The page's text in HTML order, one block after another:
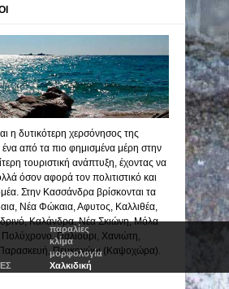
παραλίες
κλίμα
μορφολογία
Χαλκιδική
η δυτικότερη χερσόνησος της
ένα από τα πιο φημισμένα μέρη στην
τουριστική ανάπτυξη, έχοντας να
όσον αφορά τον πολιτιστικό και
Στην Κασσάνδρα βρίσκονται τα
Νέα Φώκαια, Αφυτος, Καλλιθέα,
Καλάνδρα, Νέα Σκιώνη, Μόλα
Παλιούρι, Χανιώτη,
Παρασκευή, Πευκοχώρι (Καψοχώρα).